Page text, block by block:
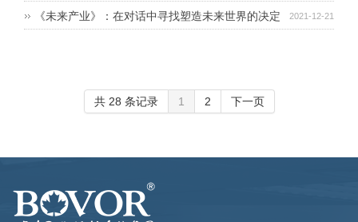
碳化发展的新局面 2021-12-21
《未来产业》：在对话中寻找塑造未来世界的决定
共 28 条记录 1 2 下一页